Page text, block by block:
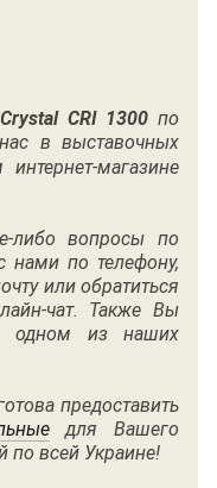
Crystal CRI 1300 по
в выставочных
магазине
либо вопросы по
нами по телефону,
или обратиться
чат. Также Вы
одном из наших
предоставить
для Вашего
по всей Украине!